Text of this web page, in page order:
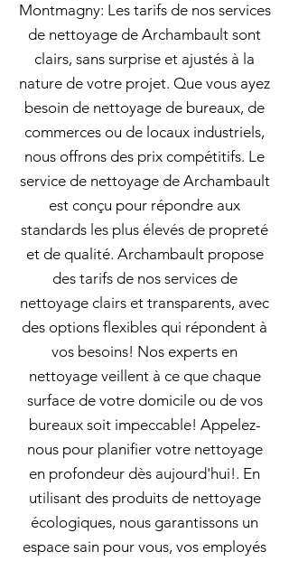
Montmagny: Les tarifs de nos services
de nettoyage de Archambault sont
clairs, sans surprise et ajustés à la
nature de votre projet. Que vous ayez
besoin de nettoyage de bureaux, de
commerces ou de locaux industriels,
nous offrons des prix compétitifs. Le
service de nettoyage de Archambault
est conçu pour répondre aux
standards les plus élevés de propreté
et de qualité. Archambault propose
des tarifs de nos services de
nettoyage clairs et transparents, avec
des options flexibles qui répondent à
vos besoins! Nos experts en
nettoyage veillent à ce que chaque
surface de votre domicile ou de vos
bureaux soit impeccable! Appelez-
nous pour planifier votre nettoyage
en profondeur dès aujourd'hui!. En
utilisant des produits de nettoyage
écologiques, nous garantissons un
espace sain pour vous, vos employés